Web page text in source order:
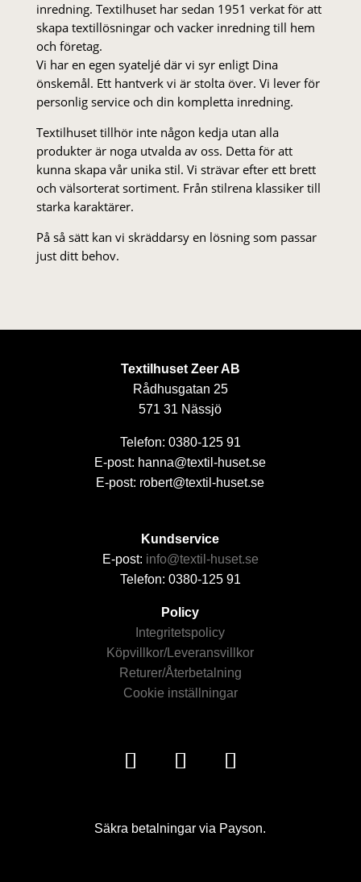
inredning. Textilhuset har sedan 1951 verkat för att
skapa textillösningar och vacker inredning till hem
och företag.
Vi har en egen syateljé där vi syr enligt Dina
önskemål. Ett hantverk vi är stolta över. Vi lever för
personlig service och din kompletta inredning.
Textilhuset tillhör inte någon kedja utan alla
produkter är noga utvalda av oss. Detta för att
kunna skapa vår unika stil. Vi strä­var efter ett brett
och välsorterat sor­ti­ment. Från stil­rena klas­siker till
starka karaktärer.
På så sätt kan vi skräddarsy en lösning som passar
just ditt behov.
Textilhuset Zeer AB
Rådhusgatan 25
571 31 Nässjö
Telefon: 0380-125 91
E-post: hanna@textil-huset.se
E-post: robert@textil-huset.se
Kundservice
E-post: info@textil-huset.se
Telefon: 0380-125 91
Policy
Integritetspolicy
Köpvillkor/Leveransvillkor
Returer/Återbetalning
Cookie inställningar
Säkra betalningar via Payson.